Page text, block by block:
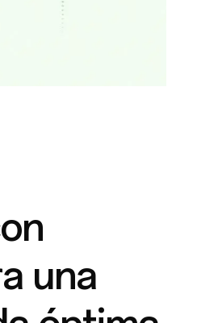
una